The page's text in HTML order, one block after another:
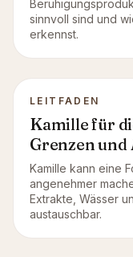
sinnvoll sind und
erkennst.
LEITFADEN
Kamille für
Grenzen
Kamille kann eine
angenehmer
Extrakte, Wässer
austauschbar.